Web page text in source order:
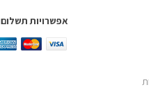
אפשרויות תשלום